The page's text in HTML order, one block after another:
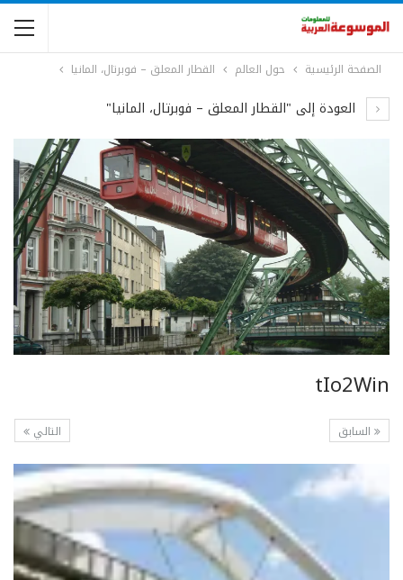
الصفحة الرئيسية حول العالم القطار المعلق – فوبرتال، المانيا
العودة إلى "القطار المعلق – فوبرتال، المانيا"
tIo2Win
التالي السابق